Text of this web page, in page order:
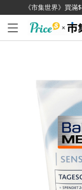
《市集世界》買
已加入購物車